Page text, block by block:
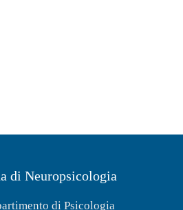
di Neuropsicologia
di Psicologia